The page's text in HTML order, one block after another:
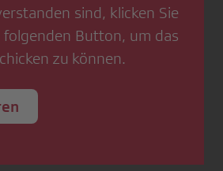
sind, klicken Sie
Button, um das
zu können.